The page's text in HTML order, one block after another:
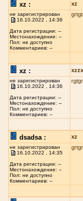
xz : xz
не зарегистрирован
16.10.2022 , 14:36
Дата регистрации: --
Местонахождение: --
Пол: не доступно
Комментариев: --
xz : xzzx
не зарегистрирован
16.10.2022 , 14:36
Дата регистрации: --
Местонахождение: --
Пол: не доступно
Комментариев: --
dsadsa : xz
не зарегистрирован
16.10.2022 , 14:35
Дата регистрации: --
Местонахождение: --
Пол: не доступно
Комментариев: --